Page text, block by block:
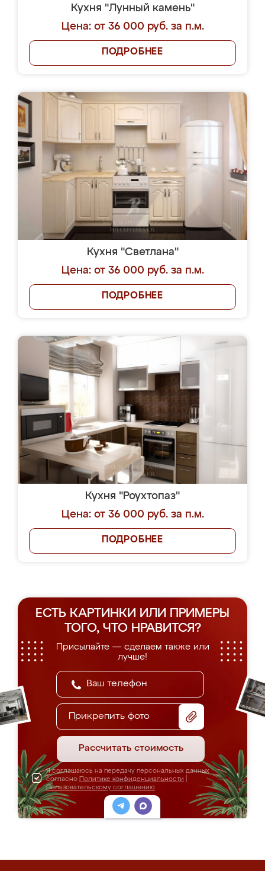
Кухня "Лунный камень"
Цена: от 36 000 руб. за п.м.
ПОДРОБНЕЕ
Кухня "Светлана"
Цена: от 36 000 руб. за п.м.
ПОДРОБНЕЕ
Кухня "Роухтопаз"
Цена: от 36 000 руб. за п.м.
ПОДРОБНЕЕ
ЕСТЬ КАРТИНКИ ИЛИ ПРИМЕРЫ
ТОГО, ЧТО НРАВИТСЯ?
Присылайте — сделаем также или
лучше!
Прикрепить фото
Рассчитать стоимость
Я соглашаюсь на передачу персональных данных
согласно Политике конфиденциальности
Пользовательскому соглашению